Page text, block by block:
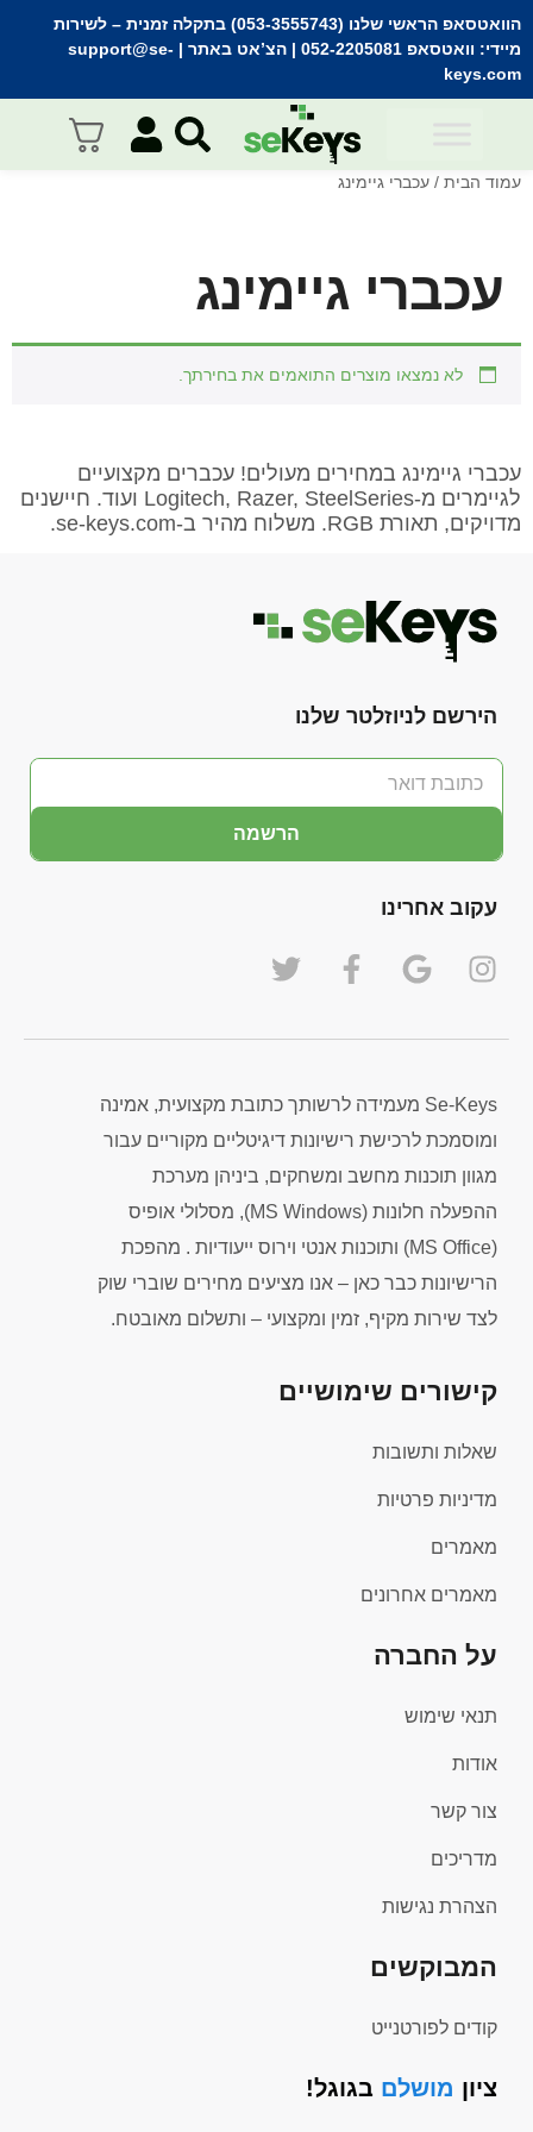
הוואטסאפ הראשי שלנו (053-3555743) בתקלה זמנית
– לשירות
מיידי: וואטסאפ 052-2205081 | הצ’אט באתר | support@se-
keys.com
עמוד הבית / עכברי גיימינג
עכברי גיימינג
לא נמצאו מוצרים התואמים את בחירתך.
עכברי גיימינג במחירים מעולים! עכברים מקצועיים
לגיימרים מ-Logitech, Razer, SteelSeries ועוד. חיישנים
מדויקים, תאורת RGB. משלוח מהיר ב-se-keys.com.
הירשם לניוזלטר שלנו
הרשמה
עקוב אחרינו
Se-Keys מעמידה לרשותך כתובת מקצועית, אמינה
ומוסמכת לרכישת רישיונות דיגיטליים מקוריים עבור
מגוון תוכנות מחשב ומשחקים, ביניהן מערכת
ההפעלה חלונות (MS Windows), מסלולי אופיס
(MS Office) ותוכנות אנטי וירוס ייעודיות . מהפכת
הרישיונות כבר כאן – אנו מציעים מחירים שוברי שוק
לצד שירות מקיף, זמין ומקצועי – ותשלום מאובטח.
קישורים שימושיים
שאלות ותשובות
מדיניות פרטיות
מאמרים
מאמרים אחרונים
על החברה
תנאי שימוש
אודות
צור קשר
מדריכים
הצהרת נגישות
המבוקשים
קודים לפורטנייט
ציון מושלם בגוגל!